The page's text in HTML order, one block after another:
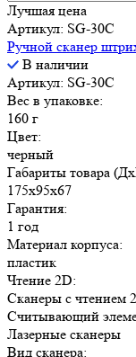
Лучшая цена
Артикул: SG-30C
Ручной сканер
В наличии
Артикул: SG-30C
Вес в упаковке:
160 г
Цвет:
черный
Габариты товара
175х95х67
Гарантия:
1 год
Материал корпуса:
пластик
Чтение 2D:
Сканеры с чтением
Считывающий
Лазерные сканеры
Вид сканера: